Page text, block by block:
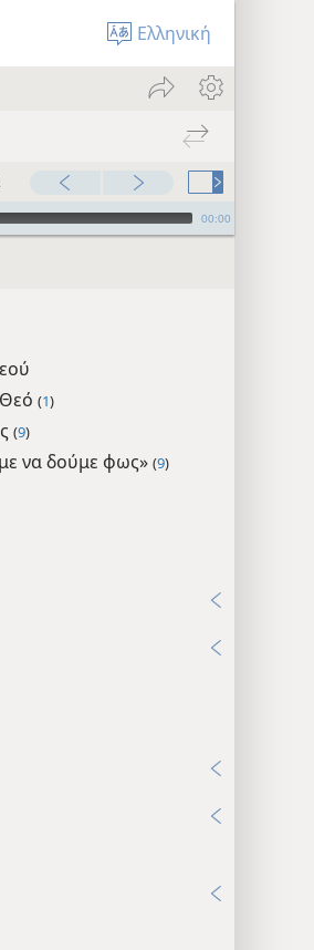
Ελληνική
00:00
(1)
(9)
να δούμε φως» (9)